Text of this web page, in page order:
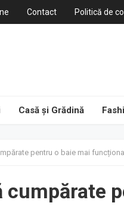
Contact Politică de
Casă și Grădină
pentru o baie mai